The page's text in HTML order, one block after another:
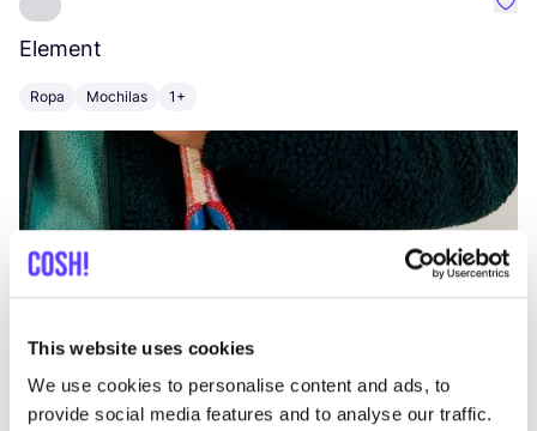
This website uses cookies
We use cookies to personalise content and ads, to
provide social media features and to analyse our traffic.
Element
Ropa Mochilas 1+